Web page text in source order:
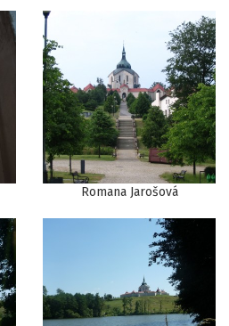
Romana Jarošová